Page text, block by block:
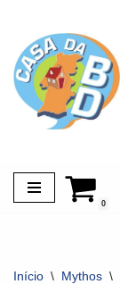
Avançar
para
o
conteúdo
0
Início \ Mythos \